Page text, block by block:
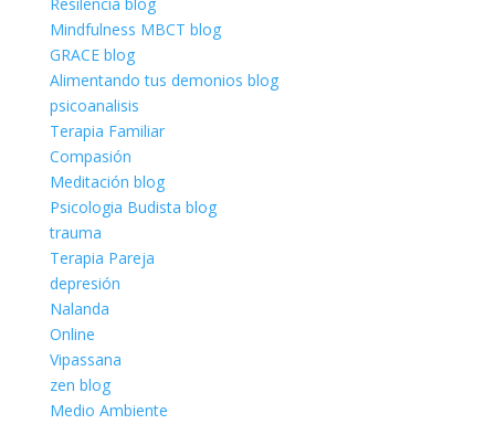
Mindfulness MBCT blog
GRACE blog
Alimentando tus demonios blog
psicoanalisis
Terapia Familiar
Compasión
Meditación blog
Psicologia Budista blog
trauma
Terapia Pareja
depresión
Nalanda
Online
Vipassana
zen blog
Medio Ambiente